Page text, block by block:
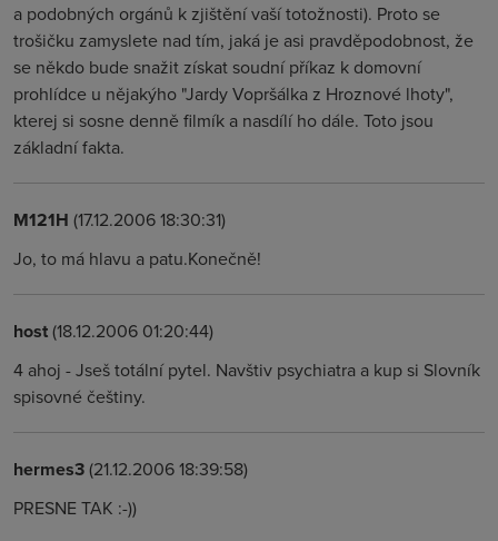
a podobných orgánů k zjištění vaší totožnosti). Proto se
trošičku zamyslete nad tím, jaká je asi pravděpodobnost, že
se někdo bude snažit získat soudní příkaz k domovní
prohlídce u nějakýho "Jardy Vopršálka z Hroznové lhoty",
kterej si sosne denně filmík a nasdílí ho dále. Toto jsou
základní fakta.
M121H (17.12.2006 18:30:31)
Jo, to má hlavu a patu.Konečně!
host(18.12.2006 01:20:44)
4 ahoj - Jseš totální pytel. Navštiv psychiatra a kup si Slovník
spisovné češtiny.
hermes3(21.12.2006 18:39:58)
PRESNE TAK :-))